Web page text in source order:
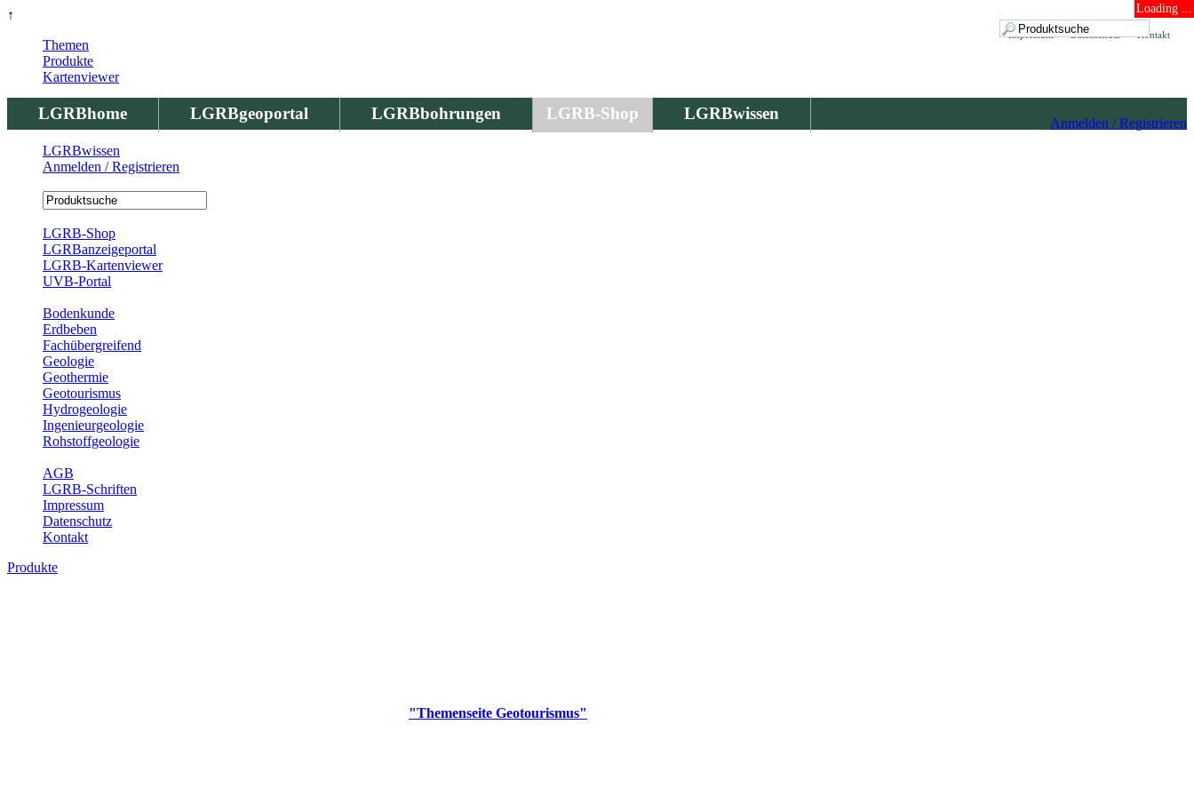
↑ Loading ...
Kontakt
Datenschutz
Impressum
LGRBhome LGRBgeoportal LGRBbohrungen LGRB-Shop LGRBwissen
Anmelden / Registrieren
Themen
Produkte
Kartenviewer
LGRBwissen
Anmelden / Registrieren
LGRB-Shop
LGRBanzeigeportal
LGRB-Kartenviewer
UVB-Portal
Bodenkunde
Erdbeben
Fachübergreifend
Geologie
Geothermie
Geotourismus
Hydrogeologie
Ingenieurgeologie
Rohstoffgeologie
AGB
LGRB-Schriften
Impressum
Datenschutz
Kontakt
Produkte
"Themenseite Geotourismus"